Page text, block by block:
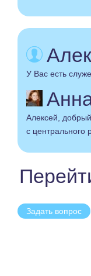
У Вас есть
Алексей,
с центрального
Задать вопрос